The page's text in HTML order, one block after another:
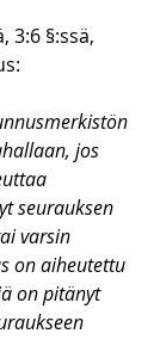
3:6 §:ssä,
jos
seurauksen
varsin
on aiheutettu
on pitänyt